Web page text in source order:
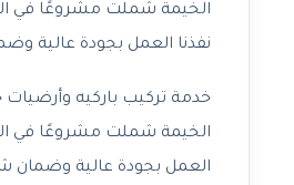
الخيمة شملت مشروعًا في
نفذنا العمل بجودة عالية
خدمة تركيب باركيه
الخيمة شملت مشروعًا في
العمل بجودة عالية وضمان